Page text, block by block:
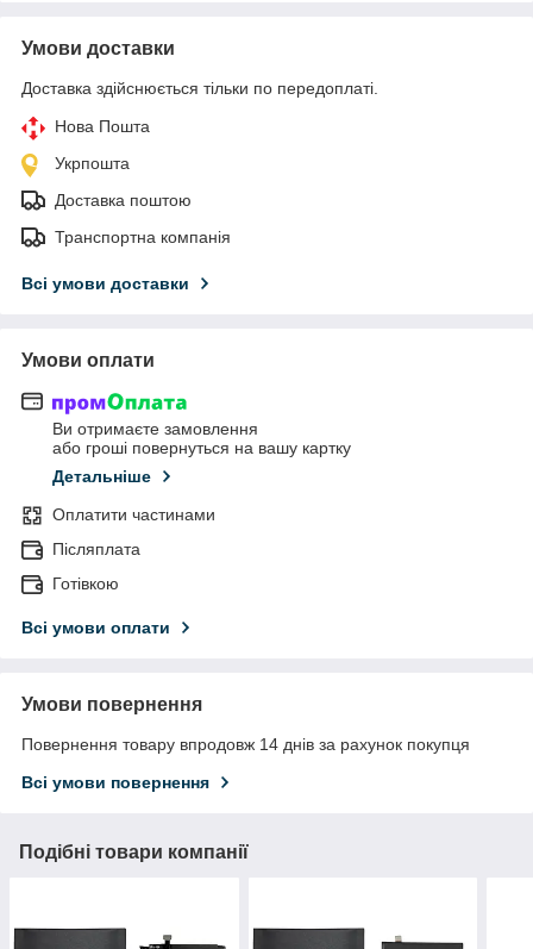
Умови доставки
Доставка здійснюється тільки по передоплаті.
Нова Пошта
Укрпошта
Доставка поштою
Транспортна компанія
Всі умови доставки
Умови оплати
Ви отримаєте замовлення
або гроші повернуться на вашу картку
Детальніше
Оплатити частинами
Післяплата
Готівкою
Всі умови оплати
Умови повернення
Повернення товару впродовж 14 днів за рахунок покупця
Всі умови повернення
Подібні товари компанії